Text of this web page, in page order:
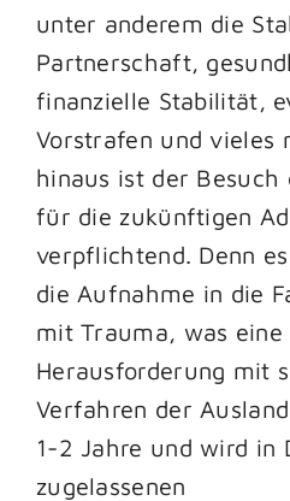
unter anderem die
Partnerschaft,
finanzielle Stabilität,
Vorstrafen und vieles
hinaus ist der Besuch
für die zukünftigen
verpflichtend. Denn
die Aufnahme in die
mit Trauma, was eine
Herausforderung mit
Verfahren der
1-2 Jahre und wird in
zugelassenen